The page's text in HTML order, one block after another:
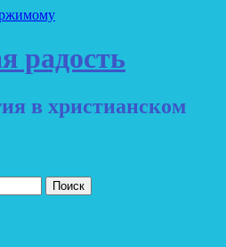
радость
в христианском